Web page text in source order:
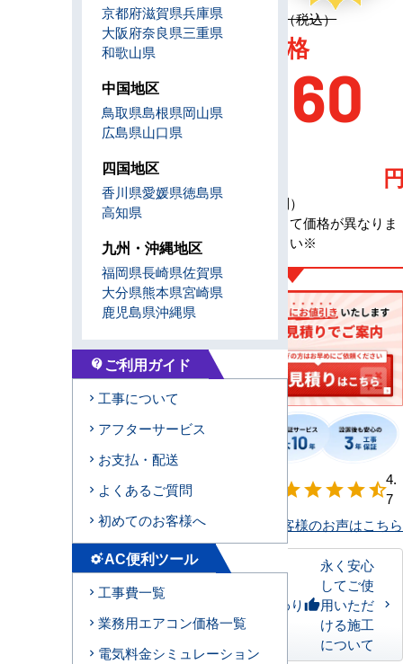
定価 1,996,500円（税込）
AC特別価格
281,60
0
（税込・工事費別）
※メーカーによって価格が異なりま
す、お問合せ下さい※
度
starstarstarstarstar_half
4.
7
お客様のお声はこちら
私たちのこだわりthumb_up
永く安心
してご使
用いただ
ける施工
について
京都府滋賀県兵庫県
大阪府奈良県三重県
和歌山県
中国地区
鳥取県島根県岡山県
広島県山口県
四国地区
香川県愛媛県徳島県
高知県
九州・沖縄地区
福岡県長崎県佐賀県
大分県熊本県宮崎県
鹿児島県沖縄県
contact_support ご利用ガイド
工事について
アフターサービス
お支払・配送
よくあるご質問
初めてのお客様へ
settings_suggestAC便利ツール
工事費一覧
業務用エアコン価格一覧
電気料金シミュレーション